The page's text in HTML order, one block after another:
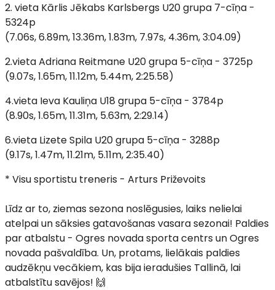
2. vieta Kārlis Jēkabs Karlsbergs U20 grupa 7-cīņa -
5324p
(7.06s, 6.89m, 13.36m, 1.83m, 7.97s, 4.36m, 3:04.09)
2.vieta Adriana Reitmane U20 grupa 5-cīņa - 3725p
(9.07s, 1.65m, 11.12m, 5.44m, 2:25.58)
4.vieta Ieva Kauliņa U18 grupa 5-cīņa - 3784p
(8.90s, 1.65m, 11.31m, 5.63m, 2:29.14)
6.vieta Lizete Spila U20 grupa 5-cīņa - 3288p
(9.17s, 1.47m, 11.21m, 5.11m, 2:35.40)
* Visu sportistu treneris - Arturs Priževoits
Līdz ar to, ziemas sezona noslēgusies, laiks nelielai
atelpai un sāksies gatavošanas vasara sezonai! Paldies
par atbalstu - Ogres novada sporta centrs un Ogres
novada pašvaldība. Un, protams, lielākais paldies
audzēkņu vecākiem, kas bija ieradušies Tallinā, lai
atbalstītu savējos! 🙌